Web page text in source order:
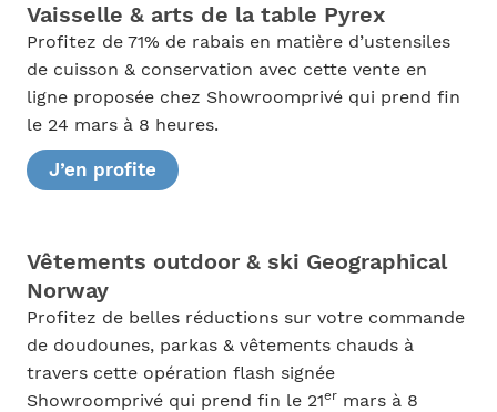
Vaisselle & arts de la table Pyrex
Profitez de 71% de rabais en matière d’ustensiles
de cuisson & conservation avec cette vente en
ligne proposée chez Showroomprivé qui prend fin
le 24 mars à 8 heures.
J’en profite
Vêtements outdoor & ski Geographical
Norway
Profitez de belles réductions sur votre commande
de doudounes, parkas & vêtements chauds à
travers cette opération flash signée
Showroomprivé qui prend fin le 21ermars à 8